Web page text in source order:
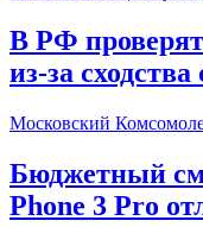
В РФ
из-за
Московский
Бюджетный
Phone 3 Pro